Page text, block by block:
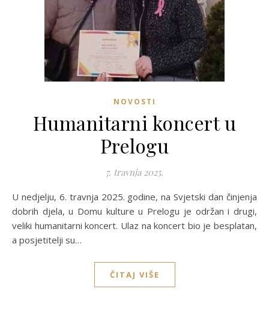
NOVOSTI
Humanitarni koncert u
Prelogu
7. travnja 2025.
U nedjelju, 6. travnja 2025. godine, na Svjetski dan činjenja
dobrih djela, u Domu kulture u Prelogu je održan i drugi,
veliki humanitarni koncert. Ulaz na koncert bio je besplatan,
a posjetitelji su…
ČITAJ VIŠE